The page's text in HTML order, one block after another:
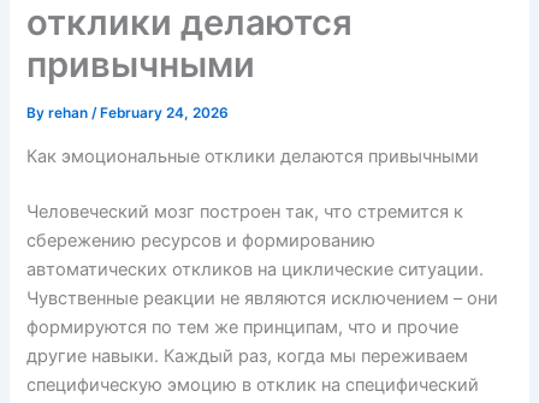
отклики делаются
привычными
Byrehan/ February 24, 2026
Как эмоциональные отклики делаются привычными
Человеческий мозг построен так, что стремится к
сбережению ресурсов и формированию
автоматических откликов на циклические ситуации.
Чувственные реакции не являются исключением – они
формируются по тем же принципам, что и прочие
другие навыки. Каждый раз, когда мы переживаем
специфическую эмоцию в отклик на специфический